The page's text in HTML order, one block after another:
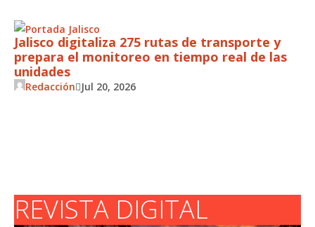
Jalisco digitaliza 275 rutas de transporte y
prepara el monitoreo en tiempo real de las
unidades
Redacción Jul 20, 2026
REVISTA DIGITAL